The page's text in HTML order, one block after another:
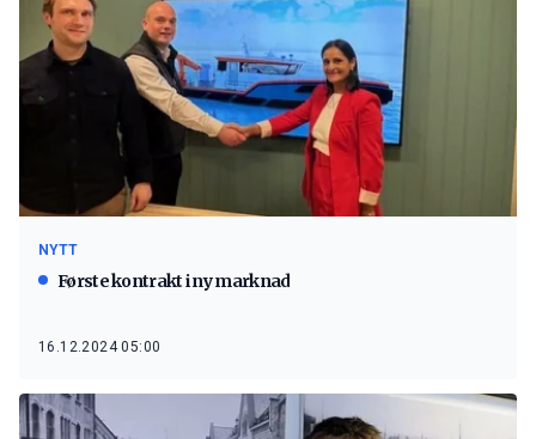
NYTT
Første kontrakt i ny marknad
16.12.2024 05:00